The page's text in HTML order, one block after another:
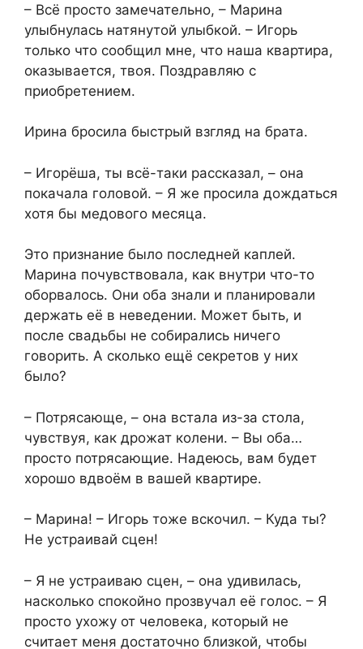
– Всё просто замечательно, – Марина
улыбнулась натянутой улыбкой. – Игорь
только что сообщил мне, что наша квартира,
оказывается, твоя. Поздравляю с
приобретением.
Ирина бросила быстрый взгляд на брата.
– Игорёша, ты всё-таки рассказал, – она
покачала головой. – Я же просила дождаться
хотя бы медового месяца.
Это признание было последней каплей.
Марина почувствовала, как внутри что-то
оборвалось. Они оба знали и планировали
держать её в неведении. Может быть, и
после свадьбы не собирались ничего
говорить. А сколько ещё секретов у них
было?
– Потрясающе, – она встала из-за стола,
чувствуя, как дрожат колени. – Вы оба…
просто потрясающие. Надеюсь, вам будет
хорошо вдвоём в вашей квартире.
– Марина! – Игорь тоже вскочил. – Куда ты?
Не устраивай сцен!
– Я не устраиваю сцен, – она удивилась,
насколько спокойно прозвучал её голос. – Я
просто ухожу от человека, который не
считает меня достаточно близкой, чтобы